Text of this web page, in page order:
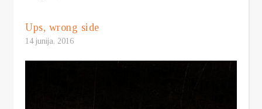
Ups, wrong side
14 junija, 2016